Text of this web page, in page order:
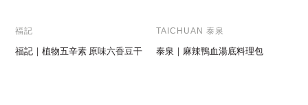
福記
福記｜植物五辛素 原味六香豆干
TAICHUAN 泰泉
泰泉｜麻辣鴨血湯底料理包